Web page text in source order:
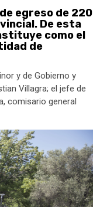
egreso de 220
De esta
como el
de
y de Gobierno y
Villagra; el jefe de
comisario general